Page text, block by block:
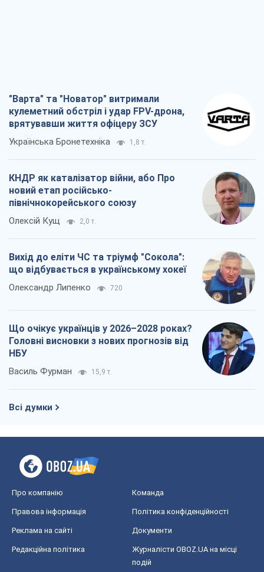
"Варта" та "Новатор" витримали
кулеметний обстріл і удар FPV-дрона,
врятувавши життя офіцеру ЗСУ
Українська Бронетехніка 1,8 т.
КНДР як каталізатор війни, або Про
новий етап російсько-
північнокорейського союзу
Олексій Кущ 2,0 т.
Вихід до еліти ЧС та тріумф "Сокола":
що відбувається в українському хокеї
Олександр Липенко 720
Що очікує українців у 2026–2028 роках?
Головні висновки з нових прогнозів від
НБУ
Василь Фурман 15,9 т.
Всі думки
Про компанію Команда
Правова інформація Політика конфіденційності
Реклама на сайті Документи
Редакційна політика
Журналісти OBOZ.UA на місці
подій